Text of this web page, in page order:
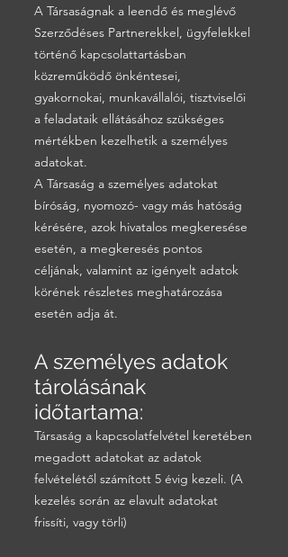
A Társaságnak a leendő és meglévő
Szerződéses Partnerekkel, ügyfelekkel
történő kapcsolattartásban
közreműködő önkéntesei,
gyakornokai, munkavállalói, tisztviselői
a feladataik ellátásához szükséges
mértékben kezelhetik a személyes
adatokat.
A Társaság a személyes adatokat
bíróság, nyomozó- vagy más hatóság
kérésére, azok hivatalos megkeresése
esetén, a megkeresés pontos
céljának, valamint az igényelt adatok
körének részletes meghatározása
esetén adja át.
A személyes adatok
tárolásának
időtartama:
Társaság a kapcsolatfelvétel keretében
megadott adatokat az adatok
felvételétől számított 5 évig kezeli. (A
kezelés során az elavult adatokat
frissíti, vagy törli)